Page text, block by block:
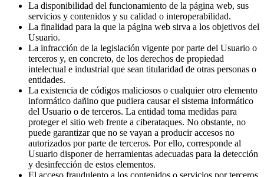
La disponibilidad del funcionamiento de la página web, sus
servicios y contenidos y su calidad o interoperabilidad.
La finalidad para la que la página web sirva a los objetivos del
Usuario.
La infracción de la legislación vigente por parte del Usuario o
terceros y, en concreto, de los derechos de propiedad
intelectual e industrial que sean titularidad de otras personas o
entidades.
La existencia de códigos maliciosos o cualquier otro elemento
informático dañino que pudiera causar el sistema informático
del Usuario o de terceros. La entidad toma medidas para
proteger el sitio web frente a ciberataques. No obstante, no
puede garantizar que no se vayan a producir accesos no
autorizados por parte de terceros. Por ello, corresponde al
Usuario disponer de herramientas adecuadas para la detección
y desinfección de estos elementos.